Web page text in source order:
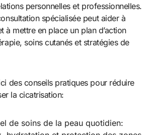
personnelles et professionnelles.
spécialisée peut aider à
à mettre en place un plan d’action
soins cutanés et stratégies de
des conseils pratiques pour réduire
la cicatrisation:
de soins de la peau quotidien: